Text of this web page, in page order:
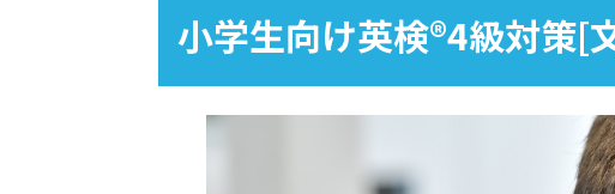
小学生向け英検®︎4級対策